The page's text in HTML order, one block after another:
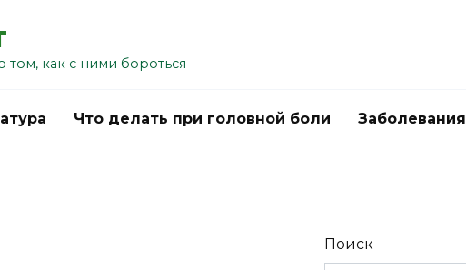
том, как с ними бороться
Что делать при головной боли Заболевания
Поиск